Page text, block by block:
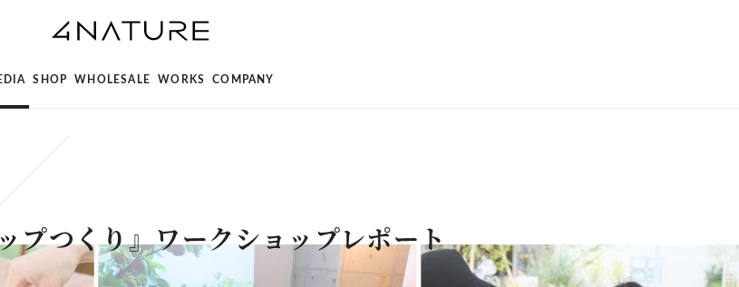
SHOP WHOLESALE WORKS COMPANY
プつくり』ワークショップレポート